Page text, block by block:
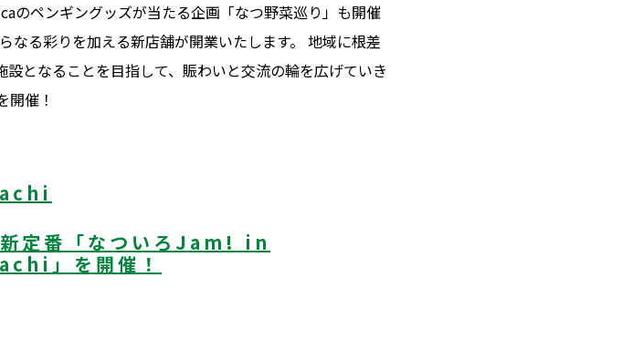
のペンギングッズが当たる企画「なつ野菜巡り」も開催
なる彩りを加える新店舗が開業いたします。 地域に根差
となることを目指して、賑わいと交流の輪を広げていき
開催！
定番「なついろJam! in
」を開催！